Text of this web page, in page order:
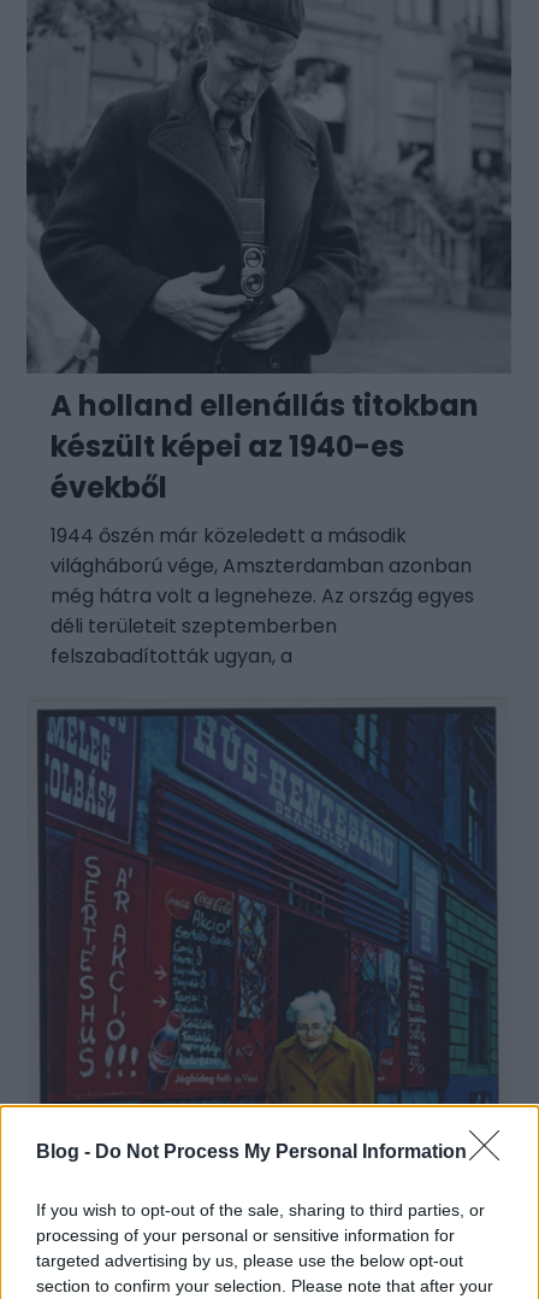
Blog - Do Not Process My Personal Information
If you wish to opt-out of the sale, sharing to third parties, or
processing of your personal or sensitive information for
targeted advertising by us, please use the below opt-out
section to confirm your selection. Please note that after your
A holland ellenállás titokban
készült képei az 1940-es
évekből
1944 őszén már közeledett a második
világháború vége, Amszterdamban azonban
még hátra volt a legneheze. Az ország egyes
déli területeit szeptemberben
felszabadították ugyan, a
Józsefvárosról készült
díjnyertes fotósorozat képeit